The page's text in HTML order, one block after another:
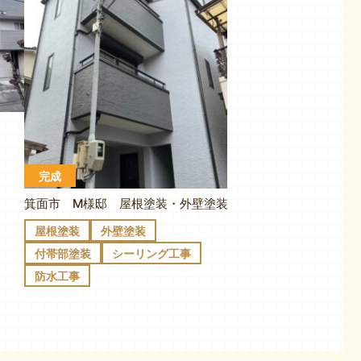
完成
箕面市 M様邸 屋根塗装・外壁塗装
屋根塗装
外壁塗装
付帯部塗装
シーリング工事
防水工事